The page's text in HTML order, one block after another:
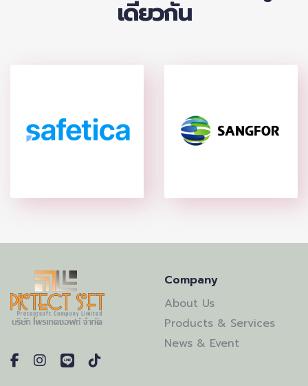
เดียวกัน
Company
About Us
Products & Services
News & Event